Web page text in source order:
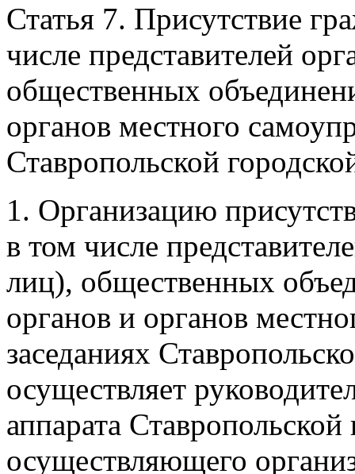
Статья 7. Присутствие
числе представителей
общественных
органов местного
Ставропольской
1. Организацию
в том числе
лиц), общественных
органов и органов
заседаниях
осуществляет
аппарата
осуществляющего